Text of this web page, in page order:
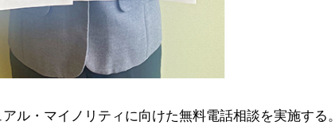
ル・マイノリティに向けた無料電話相談を実施する。